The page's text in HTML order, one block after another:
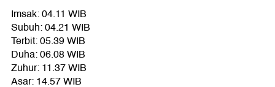
Imsak: 04.11 WIB
Subuh: 04.21 WIB
Terbit: 05.39 WIB
Duha: 06.08 WIB
Zuhur: 11.37 WIB
Asar: 14.57 WIB